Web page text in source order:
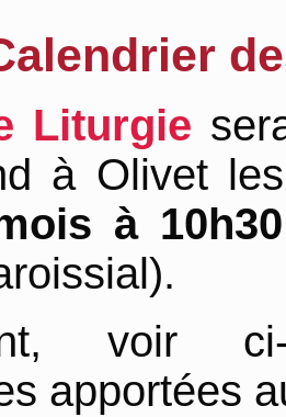
Liturgie
à Olivet
à 10h30
voir
apportées